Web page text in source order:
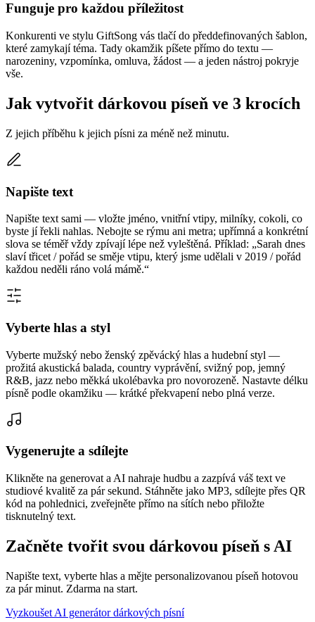
Funguje pro každou příležitost
Konkurenti ve stylu GiftSong vás tlačí do předdefinovaných šablon,
které zamykají téma. Tady okamžik píšete přímo do textu —
narozeniny, vzpomínka, omluva, žádost — a jeden nástroj pokryje
vše.
Jak vytvořit dárkovou píseň ve 3 krocích
Z jejich příběhu k jejich písni za méně než minutu.
Napište text
Napište text sami — vložte jméno, vnitřní vtipy, milníky, cokoli, co
byste jí řekli nahlas. Nebojte se rýmu ani metra; upřímná a konkrétní
slova se téměř vždy zpívají lépe než vyleštěná. Příklad: „Sarah dnes
slaví třicet / pořád se směje vtipu, který jsme udělali v 2019 / pořád
každou neděli ráno volá mámě.“
Vyberte hlas a styl
Vyberte mužský nebo ženský zpěvácký hlas a hudební styl —
prožitá akustická balada, country vyprávění, svižný pop, jemný
R&B, jazz nebo měkká ukolébavka pro novorozeně. Nastavte délku
písně podle okamžiku — krátké překvapení nebo plná verze.
Vygenerujte a sdílejte
Klikněte na generovat a AI nahraje hudbu a zazpívá váš text ve
studiové kvalitě za pár sekund. Stáhněte jako MP3, sdílejte přes QR
kód na pohlednici, zveřejněte přímo na sítích nebo přiložte
tisknutelný text.
Začněte tvořit svou dárkovou píseň s AI
Napište text, vyberte hlas a mějte personalizovanou píseň hotovou
za pár minut. Zdarma na start.
Vyzkoušet AI generátor dárkových písní